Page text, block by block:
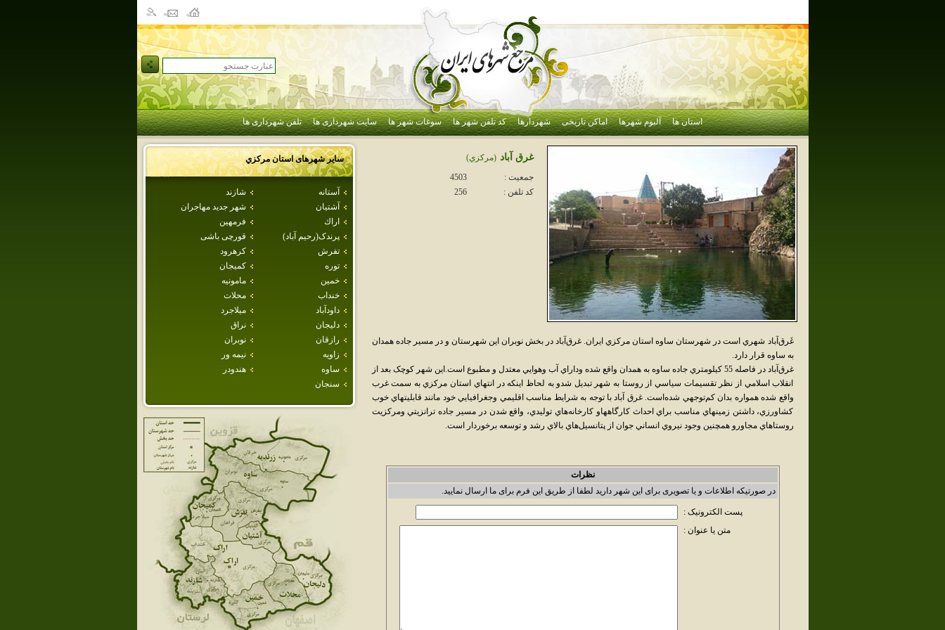
استان ها آلبوم شهرها اماکن تاریخی شهردارها کد تلفن شهر ها سوغات شهر ها سایت شهرداری ها تلفن شهرداری ها
سایر شهرهای استانمركزي
آستانه
شازند
آشتيان
شهر جديد مهاجران
اراك
فرمهين
پرندک(رحيم آباد)
قورچی باشی
تفرش
كرهرود
توره
كميجان
خمين
مامونيه
خنداب
محلات
داودآباد
ميلاجرد
دليجان
نراق
رازقان
نوبران
زاويه
نيمه ور
ساوه
هندودر
سنجان
غرق آباد (مركزي)
جمعیت :
4503
کد تلفن :
256
غَرق‌آباد شهري است در شهرستان ساوه استان مرکزي ايران. غرق‌آباد در بخش نوبران اين شهرستان و در مسير جاده همدان
به ساوه قرار دارد.
غرق‌آباد در فاصله 55 کيلومتري جاده ساوه به همدان واقع شده وداراي آب وهوايي معتدل و مطبوع است.اين شهر کوچک بعد از
انقلاب اسلامي از نظر تقسيمات سياسي از روستا به شهر تبديل شدو به لحاظ اينکه در انتهاي استان مرکزي به سمت غرب
واقع شده همواره بدان کم‌توجهي شده‌است. غرق آباد با توجه به شرايط مناسب اقليمي وجغرافيايي خود مانند قابليتهاي خوب
کشاورزي، داشتن زمينهاي مناسب براي احداث کارگاههاو کارخانه‌هاي توليدي، واقع شدن در مسير جاده ترانزيتي ومرکزيت
روستاهاي مجاورو همچنين وجود نيروي انساني جوان از پتانسيل‌هاي بالاي رشد و توسعه برخوردار است.
نظرات
در صورتیکه اطلاعات و یا تصویری برای این شهر دارید لطفا از طریق این فرم برای ما ارسال نمایید.
پست الکترونیک :
متن یا عنوان :